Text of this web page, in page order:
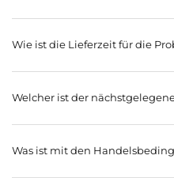
Wie ist die Lieferzeit für die
Welcher ist der
Was ist mit den